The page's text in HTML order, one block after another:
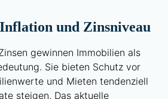
und Zinsniveau
gewinnen Immobilien als
Sie bieten Schutz vor
und Mieten tendenziell
steigen. Das aktuelle